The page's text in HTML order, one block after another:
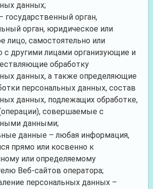
данных;
государственный орган,
орган, юридическое или
лицо, самостоятельно или
с другими лицами организующие и
обработку
данных, а также определяющие
персональных данных, состав
данных, подлежащих обработке,
совершаемые с
данными;
данные – любая информация,
прямо или косвенно к
или определяемому
Веб-сайтов оператора;
персональных данных –